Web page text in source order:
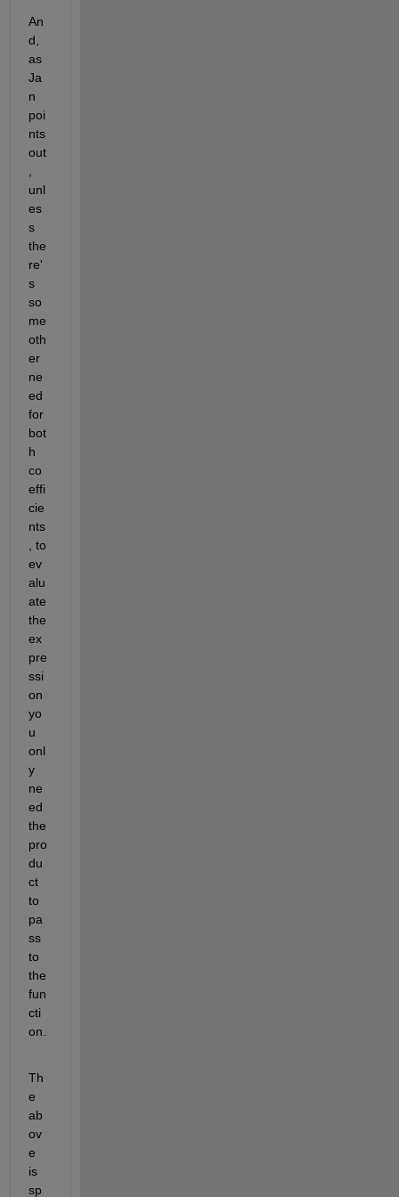
An
d,
as
Ja
n
poi
nts
out
unl
es
s
the
re'
s
so
me
oth
er
ne
ed
for
bot
h
co
effi
cie
nts
, to
ev
alu
ate
the
ex
pre
ssi
on
yo
u
onl
y
ne
ed
the
pro
du
ct
to
pa
ss
to
the
fun
cti
on.
Th
e
ab
ov
e
is
sp